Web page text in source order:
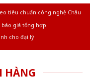
tiêu chuẩn công nghệ Châu
báo giá tổng hợp
cho đại lý
HÀNG